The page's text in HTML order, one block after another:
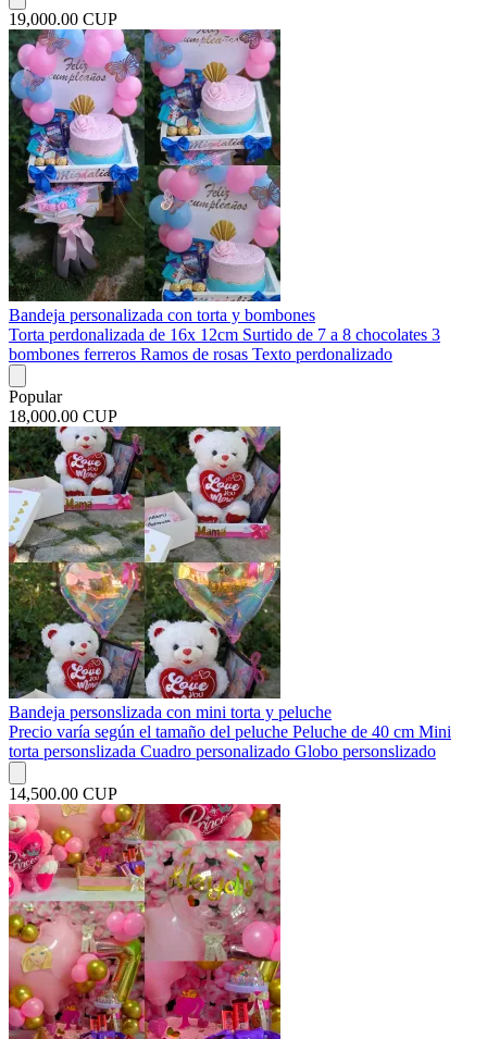
19,000.00 CUP
Bandeja personalizada con torta y bombones
Torta perdonalizada de 16x 12cm Surtido de 7 a 8 chocolates 3
bombones ferreros Ramos de rosas Texto perdonalizado
Popular
18,000.00 CUP
Bandeja personslizada con mini torta y peluche
Precio varía según el tamaño del peluche Peluche de 40 cm Mini
torta personslizada Cuadro personalizado Globo personslizado
14,500.00 CUP